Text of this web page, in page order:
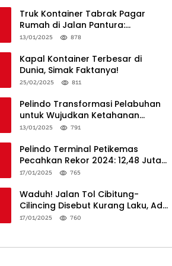
Truk Kontainer Tabrak Pagar
Rumah di Jalan Pantura:
Kronologi dan Langkah
13/01/2025 878
Kapal Kontainer Terbesar di
Dunia, Simak Faktanya!
25/02/2025 811
Pelindo Transformasi Pelabuhan
untuk Wujudkan Ketahanan
Logistik dan Daya Saing Global
13/01/2025 791
Pelindo Terminal Petikemas
Pecahkan Rekor 2024: 12,48 Juta
TEUs, Bukti Keunggulan Logistik
17/01/2025 765
Waduh! Jalan Tol Cibitung-
Cilincing Disebut Kurang Laku, Ada
Apa?
17/01/2025 760